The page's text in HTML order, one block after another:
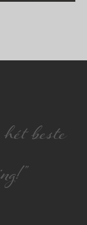
beste